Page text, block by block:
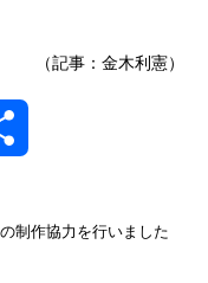
（記事：金木利憲）
制作協力を行いました